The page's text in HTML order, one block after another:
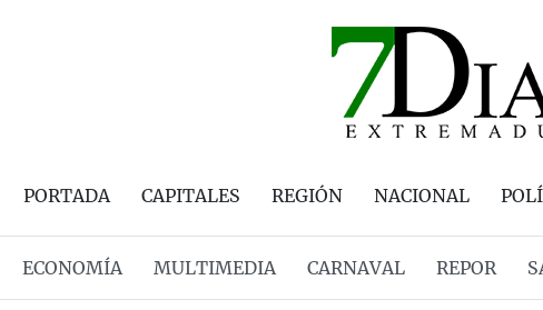
PORTADA CAPITALES REGIÓN NACIONAL
ECONOMÍA MULTIMEDIA CARNAVAL REPOR